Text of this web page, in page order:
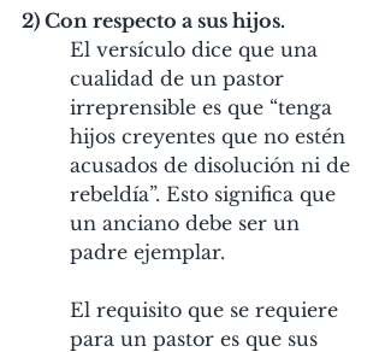
2) Con respecto a sus hijos.
El versículo dice que una
cualidad de un pastor
irreprensible es que “tenga
hijos creyentes que no estén
acusados de disolución ni de
rebeldía”. Esto significa que
un anciano debe ser un
padre ejemplar.
El requisito que se requiere
para un pastor es que sus